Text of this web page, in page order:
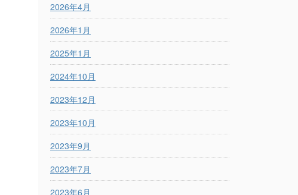
2026年4月
2026年1月
2025年1月
2024年10月
2023年12月
2023年10月
2023年9月
2023年7月
2023年6月